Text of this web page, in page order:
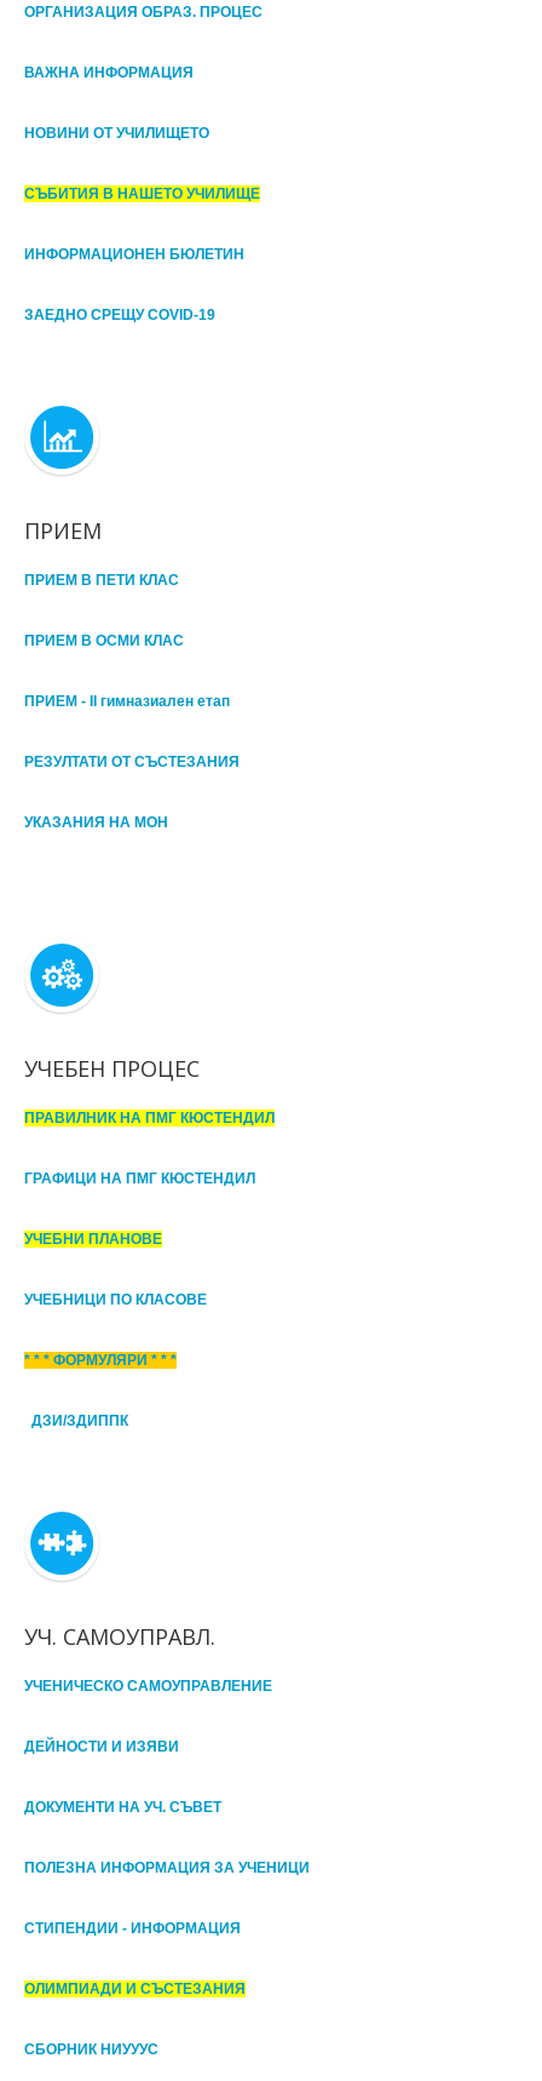
ОРГАНИЗАЦИЯ ОБРАЗ. ПРОЦЕС
ВАЖНА ИНФОРМАЦИЯ
НОВИНИ ОТ УЧИЛИЩЕТО
СЪБИТИЯ В НАШЕТО УЧИЛИЩЕ
ИНФОРМАЦИОНЕН БЮЛЕТИН
ЗАЕДНО СРЕЩУ COVID-19
ПРИЕМ
ПРИЕМ В ПЕТИ КЛАС
ПРИЕМ В ОСМИ КЛАС
ПРИЕМ - II гимназиален етап
РЕЗУЛТАТИ ОТ СЪСТЕЗАНИЯ
УКАЗАНИЯ НА МОН
УЧЕБЕН ПРОЦЕС
ПРАВИЛНИК НА ПМГ КЮСТЕНДИЛ
ГРАФИЦИ НА ПМГ КЮСТЕНДИЛ
УЧЕБНИ ПЛАНОВЕ
УЧЕБНИЦИ ПО КЛАСОВЕ
* * * ФОРМУЛЯРИ * * *
ДЗИ/ЗДИППК
УЧ. САМОУПРАВЛ.
УЧЕНИЧЕСКО САМОУПРАВЛЕНИЕ
ДЕЙНОСТИ И ИЗЯВИ
ДОКУМЕНТИ НА УЧ. СЪВЕТ
ПОЛЕЗНА ИНФОРМАЦИЯ ЗА УЧЕНИЦИ
СТИПЕНДИИ - ИНФОРМАЦИЯ
ОЛИМПИАДИ И СЪСТЕЗАНИЯ
СБОРНИК НИУУУС